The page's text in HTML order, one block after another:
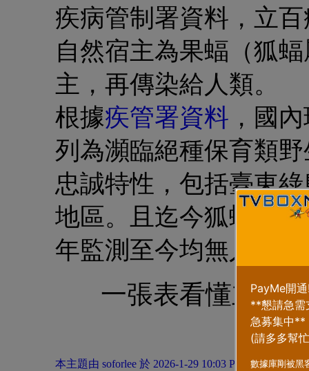
疾病管制署資料，立
自然宿主為果蝠（狐
主，再傳染給人類。
根據疾管署資料 ，國
列為瀕臨絕種保育類
忠誠特性，包括臺東
地區。且迄今狐蝠檢
年監測至今均無人類
一張表看懂立百
本主題由 soforlee 於 2026-1-29 10:03 PM 提升